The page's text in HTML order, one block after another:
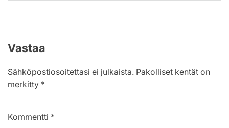
Vastaa
Sähköpostiosoitettasi ei julkaista. Pakolliset kentät on
merkitty *
Kommentti *